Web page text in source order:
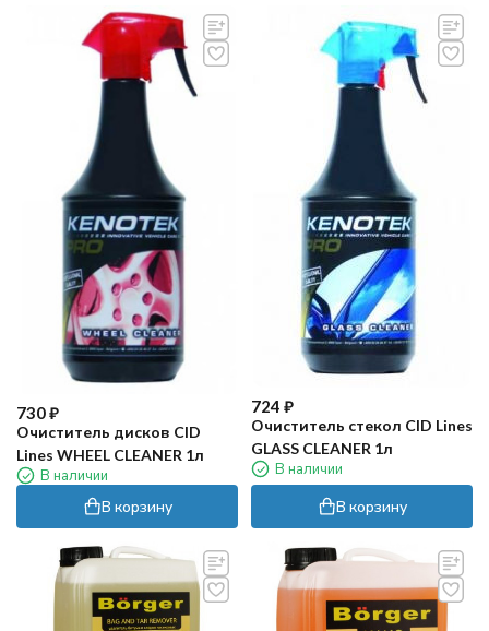
730₽
Очиститель дисков CID
Lines WHEEL CLEANER 1л
В наличии
В корзину
724 ₽
Очиститель стекол CID Lines
GLASS CLEANER 1л
В наличии
В корзину